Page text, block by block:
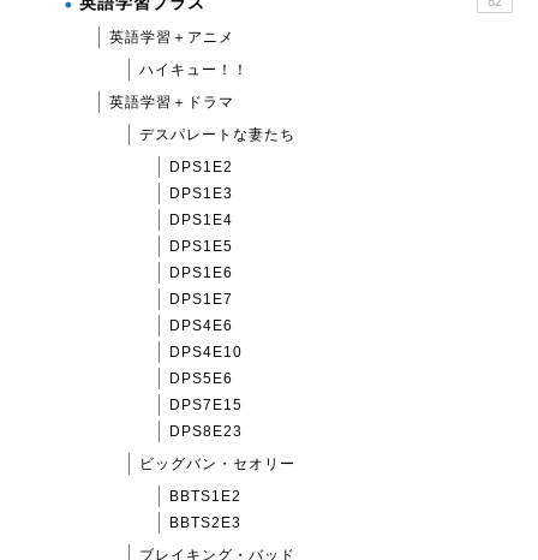
英語学習＋アニメ
ハイキュー！！
英語学習＋ドラマ
デスパレートな妻たち
DPS1E2
DPS1E3
DPS1E4
DPS1E5
DPS1E6
DPS1E7
DPS4E6
DPS4E10
DPS5E6
DPS7E15
DPS8E23
ビッグバン・セオリー
BBTS1E2
BBTS2E3
ブレイキング・バッド